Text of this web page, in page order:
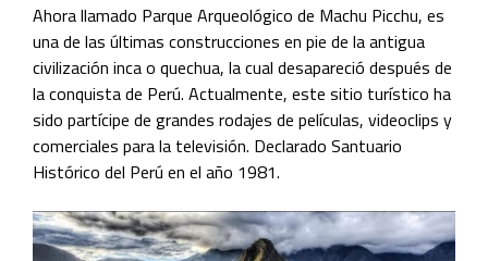
Ahora llamado Parque Arqueológico de Machu Picchu, es
una de las últimas construcciones en pie de la antigua
civilización inca o quechua, la cual desapareció después de
la conquista de Perú. Actualmente, este sitio turístico ha
sido partícipe de grandes rodajes de películas, videoclips y
comerciales para la televisión. Declarado Santuario
Histórico del Perú en el año 1981.